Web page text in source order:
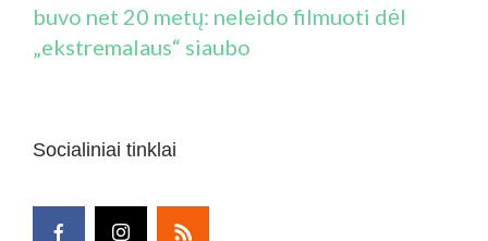
buvo net 20 metų: neleido filmuoti dėl
„ekstremalaus“ siaubo
Socialiniai tinklai